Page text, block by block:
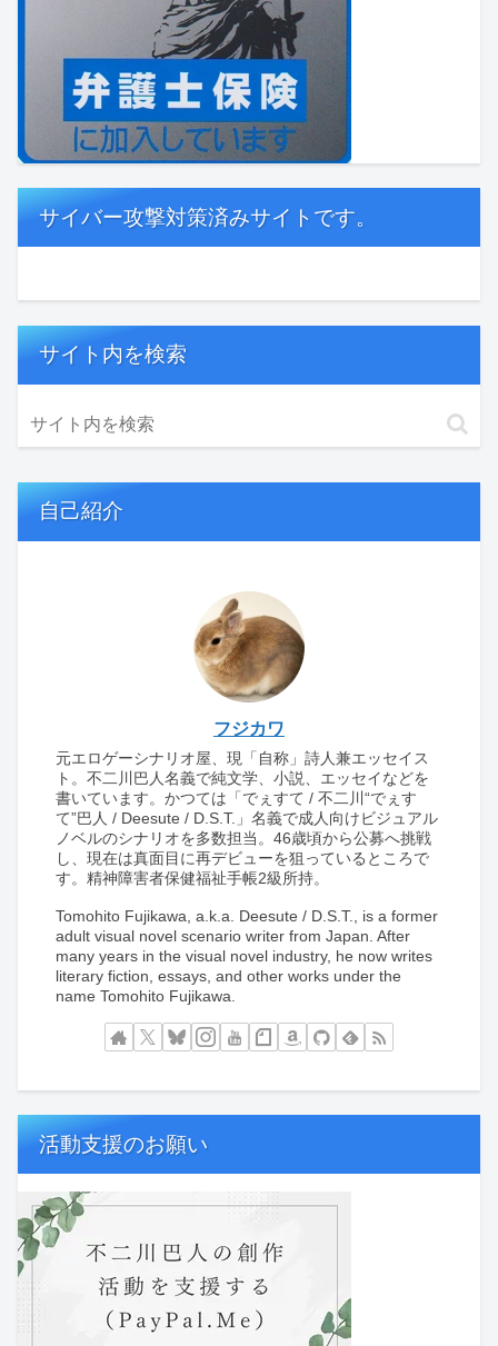
サイバー攻撃対策済みサイトです。
サイト内を検索
自己紹介
フジカワ
元エロゲーシナリオ屋、現「自称」詩人兼エッセイス
ト。不二川巴人名義で純文学、小説、エッセイなどを
書いています。かつては「でぇすて / 不二川“でぇす
て”巴人 / Deesute / D.S.T.」名義で成人向けビジュアル
ノベルのシナリオを多数担当。46歳頃から公募へ挑戦
し、現在は真面目に再デビューを狙っているところで
す。精神障害者保健福祉手帳2級所持。
Tomohito Fujikawa, a.k.a. Deesute / D.S.T., is a former
adult visual novel scenario writer from Japan. After
many years in the visual novel industry, he now writes
literary fiction, essays, and other works under the
name Tomohito Fujikawa.
活動支援のお願い